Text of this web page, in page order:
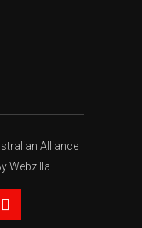
Alliance
Webzilla